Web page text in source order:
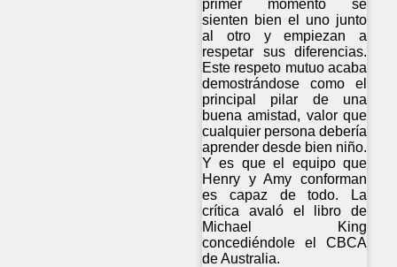
primer momento se
sienten bien el uno junto
al otro y empiezan a
respetar sus diferencias.
Este respeto mutuo acaba
demostrándose como el
principal pilar de una
buena amistad, valor que
cualquier persona debería
aprender desde bien niño.
Y es que el equipo que
Henry y Amy conforman
es capaz de todo. La
crítica avaló el libro de
Michael King
concediéndole el CBCA
de Australia.